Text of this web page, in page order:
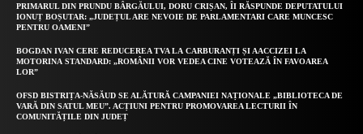
PRIMARUL DIN PRUNDU BÂRGĂULUI, DORU CRIȘAN, ÎI RĂSPUNDE DEPUTATULUI
IONUȚ BOȘUTAR: „JUDEȚUL ARE NEVOIE DE PARLAMENTARI CARE MUNCESC
PENTRU OAMENI”
BOGDAN IVAN CERE REDUCEREA TVA LA CARBURANȚI ȘI AACCIZEI LA
MOTORINA STANDARD: „ROMÂNII VOR VEDEA CINE VOTEAZĂ ÎN FAVOAREA
LOR”
OFSD BISTRIȚA-NĂSĂUD SE ALĂTURĂ CAMPANIEI NAȚIONALE „BIBLIOTECA DE
VARĂ DIN SATUL MEU”. ACȚIUNI PENTRU PROMOVAREA LECTURII ÎN
COMUNITĂȚILE DIN JUDEȚ